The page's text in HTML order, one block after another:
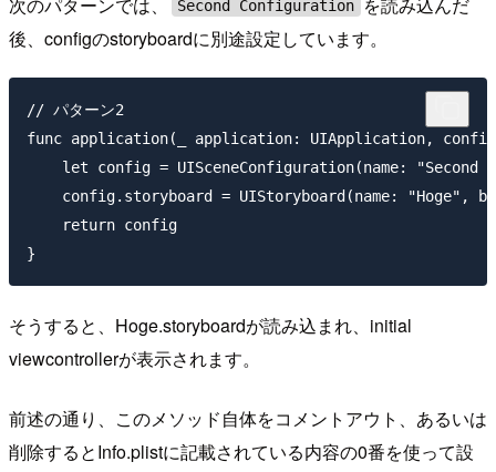
Second Configuration
後、configのstoryboardに別途設定しています。
// パターン2
func application(_ application: UIApplication,
let config = UISceneConfiguration(name: "Second
config.storyboard = UIStoryboard(name: "Hoge",
    return config
そうすると、Hoge.storyboardが読み込まれ、initial
viewcontrollerが表示されます。
前述の通り、このメソッド自体をコメントアウト、あるいは
削除するとInfo.plistに記載されている内容の0番を使って設